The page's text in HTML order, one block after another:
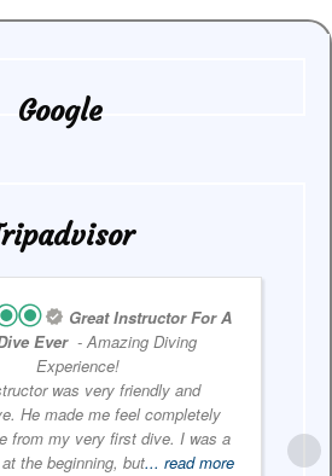
Google
Great Instructor For A
Ever - Amazing Diving
Experience!
was very friendly and
He made me feel completely
from my very first dive. I was a
the beginning, but... read more